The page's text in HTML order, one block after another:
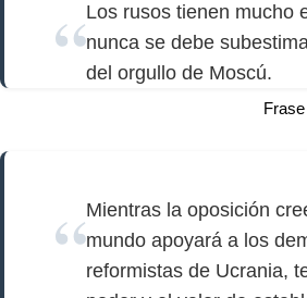
Los rusos tienen mucho
nunca se debe
del orgullo de Moscú.
Mientras la oposición
mundo apoyará a los
reformistas de Ucrania,